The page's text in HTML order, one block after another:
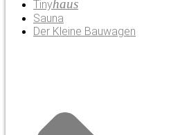
Tinyhaus
Sauna
Der Kleine Bauwagen